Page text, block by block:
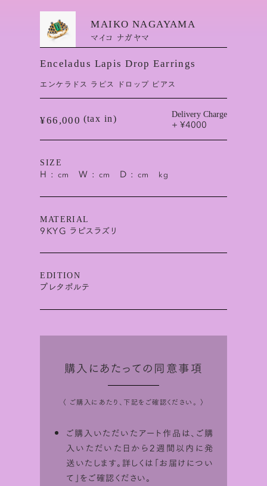
MAIKO NAGAYAMA
マイコ ナガヤマ
Enceladus Lapis Drop Earrings
エンケラドス ラピス ドロップ ピアス
¥66,000 (tax in) Delivery Charge
+ ¥4000
SIZE
H : cm W : cm D :cm kg
MATERIAL
9KYG ラピスラズリ
EDITION
プレタポルテ
購入にあたっての同意事項
〈 ご購入にあたり、下記をご確認ください。 〉
ご購入いただいたアート作品は、ご購
入いただいた日から2週間以内に発
送いたします。詳しくは「お届けについ
て 」をご確認ください。